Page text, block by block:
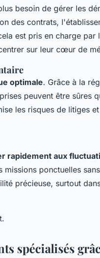
besoin de gérer les
des contrats,
est pris en charge par
sur leur cœur de
optimale. Grâce à la
peuvent être sûres
les risques de litiges
rapidement aux
ponctuelles
précieuse, surtout
spécialisés